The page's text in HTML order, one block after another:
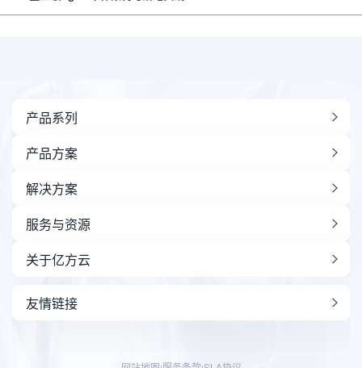
产品系列
产品方案
解决方案
服务与资源
关于亿方云
友情链接